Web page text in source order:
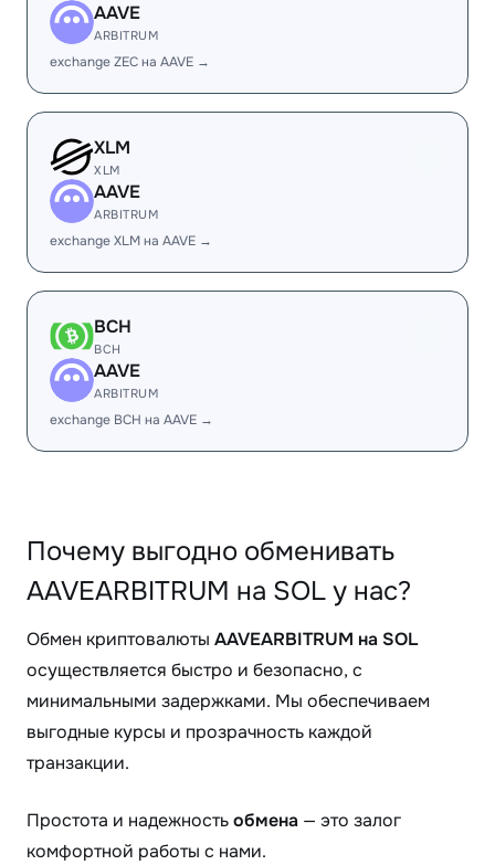
AAVE
ARBITRUM
exchange ZEC на AAVE →
XLM
XLM
AAVE
ARBITRUM
exchange XLM на AAVE →
BCH
BCH
AAVE
ARBITRUM
exchange BCH на AAVE →
Почему выгодно обменивать
AAVEARBITRUM на SOL у нас?
Обмен криптовалюты AAVEARBITRUM на SOL
осуществляется быстро и безопасно, с
минимальными задержками. Мы обеспечиваем
выгодные курсы и прозрачность каждой
транзакции.
Простота и надежностьобмена — это залог
комфортной работы с нами.